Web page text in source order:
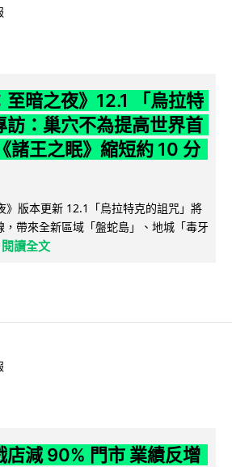
至暗之夜》12.1 「烏拉特
訪：巢穴不為提高世界首
諸王之眠》縮短約 10 分
》版本更新 12.1「烏拉特克的詛咒」將
帶來全新區域「盤蛇島」、地城「毒牙
閱讀全文
店減 90% 門市 業績反增